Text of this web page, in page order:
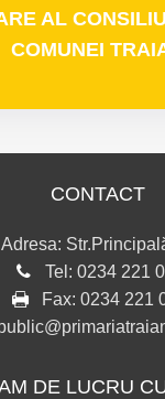
AL
COMUNEI
CONTACT
Adresa:
Tel: 0234 221
Fax: 0234 221
DE LUCRU